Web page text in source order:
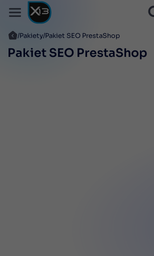
Pakiety Pakiet SEO PrestaShop
Pakiet SEO PrestaShop